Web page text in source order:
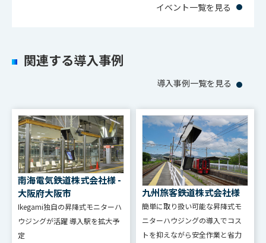
イベント一覧を見る
関連する導入事例
導入事例一覧を見る
南海電気鉄道株式会社様 -
大阪府大阪市
Ikegami独自の昇降式モニターハ
ウジングが活躍 導入駅を拡大予
定
九州旅客鉄道株式会社様
簡単に取り扱い可能な昇降式モ
ニターハウジングの導入でコス
トを抑えながら安全作業と省力